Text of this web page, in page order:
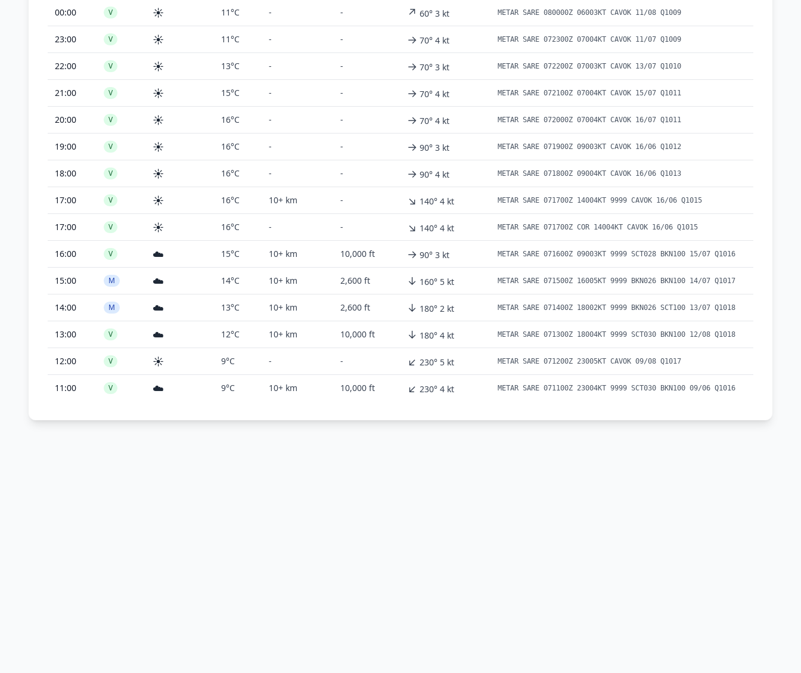
00:00 V ☀️ 11°C - - ↗ 60° 3 kt METAR SARE 080000Z 06003KT CAVOK 11/08 Q1009
23:00 V ☀️ 11°C - - → 70° 4 kt METAR SARE 072300Z 07004KT CAVOK 11/07 Q1009
22:00 V ☀️ 13°C - - → 70° 3 kt METAR SARE 072200Z 07003KT CAVOK 13/07 Q1010
21:00 V ☀️ 15°C - - → 70° 4 kt METAR SARE 072100Z 07004KT CAVOK 15/07 Q1011
20:00 V ☀️ 16°C - - → 70° 4 kt METAR SARE 072000Z 07004KT CAVOK 16/07 Q1011
19:00 V ☀️ 16°C - - → 90° 3 kt METAR SARE 071900Z 09003KT CAVOK 16/06 Q1012
18:00 V ☀️ 16°C - - → 90° 4 kt METAR SARE 071800Z 09004KT CAVOK 16/06 Q1013
17:00 V ☀️ 16°C 10+ km - ↘ 140° 4 kt METAR SARE 071700Z 14004KT 9999 CAVOK 16/06 Q1015
17:00 V ☀️ 16°C - - ↘ 140° 4 kt METAR SARE 071700Z COR 14004KT CAVOK 16/06 Q1015
16:00 V ☁️ 15°C 10+ km 10,000 ft → 90° 3 kt METAR SARE 071600Z 09003KT 9999 SCT028 BKN100 15/07 Q1016
15:00 M ☁️ 14°C 10+ km 2,600 ft ↓ 160° 5 kt METAR SARE 071500Z 16005KT 9999 BKN026 BKN100 14/07 Q1017
14:00 M ☁️ 13°C 10+ km 2,600 ft ↓ 180° 2 kt METAR SARE 071400Z 18002KT 9999 BKN026 SCT100 13/07 Q1018
13:00 V ☁️ 12°C 10+ km 10,000 ft ↓ 180° 4 kt METAR SARE 071300Z 18004KT 9999 SCT030 BKN100 12/08 Q1018
12:00 V ☀️ 9°C - - ↙ 230° 5 kt METAR SARE 071200Z 23005KT CAVOK 09/08 Q1017
11:00 V ☁️ 9°C 10+ km 10,000 ft ↙ 230° 4 kt METAR SARE 071100Z 23004KT 9999 SCT030 BKN100 09/06 Q1016